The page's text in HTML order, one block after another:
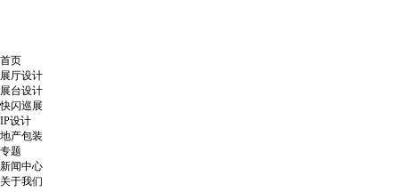
首页
展厅设计
展台设计
快闪巡展
IP设计
地产包装
专题
新闻中心
关于我们